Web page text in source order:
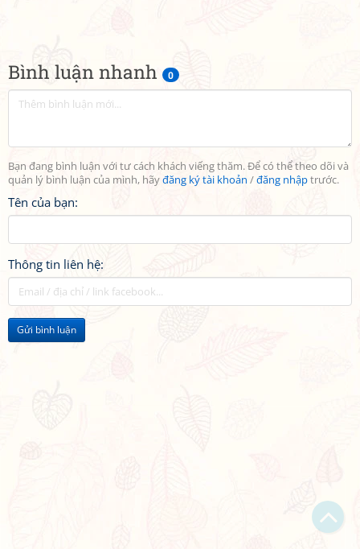
Bình luận nhanh 0
Bạn đang bình luận với tư cách khách viếng thăm. Để có thể theo dõi và
quản lý bình luận của mình, hãyđăng ký tài khoản /đăng nhậptrước.
Tên của bạn:
Thông tin liên hệ:
Gửi bình luận